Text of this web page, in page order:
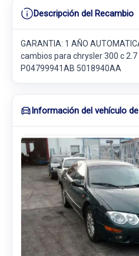
Descripción del Recambio
GARANTIA: 1 AÑO
cambios para chrysler 300 c
P04799941AB 5018940AA
Información del vehículo